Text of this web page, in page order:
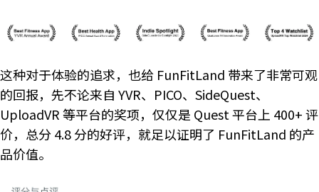
这种对于体验的追求，也给 FunFitLand 带来了非常可观
的回报，先不论来自 YVR、PICO、SideQuest、
UploadVR 等平台的奖项，仅仅是 Quest 平台上 400+ 评
价，总分 4.8 分的好评，就足以证明了 FunFitLand 的产
品价值。